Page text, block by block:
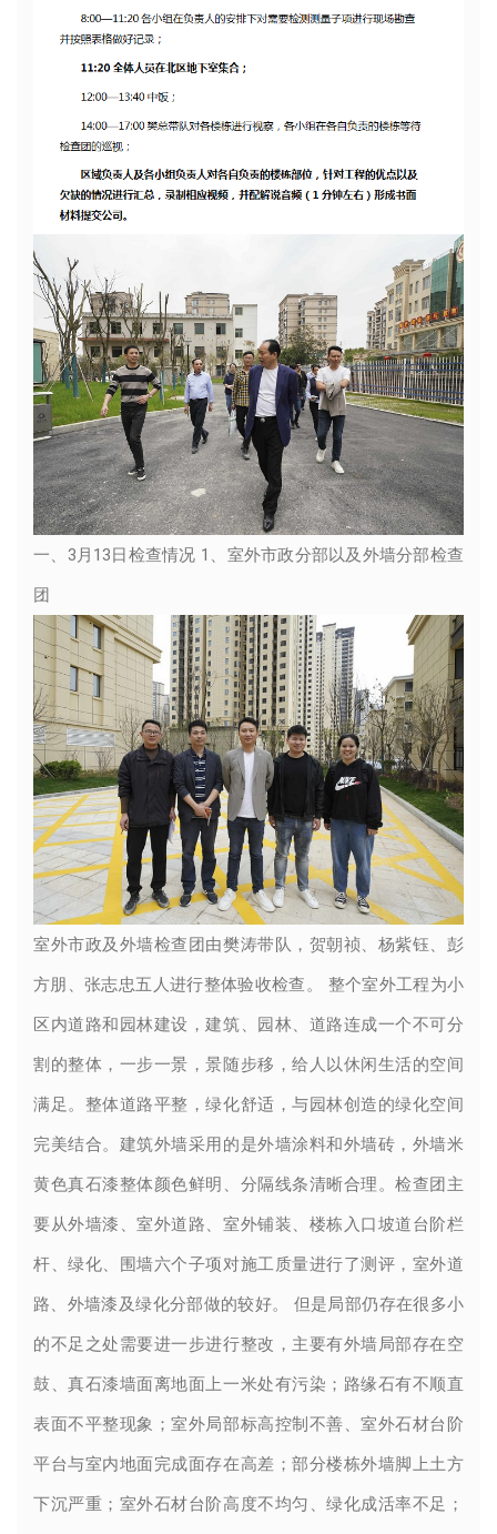
一、3月13日检查情况 1、室外市政分部以及外墙分部检查
团
室外市政及外墙检查团由樊涛带队，贺朝祯、杨紫钰、彭
方朋、张志忠五人进行整体验收检查。
整个室外工程为小
区内道路和园林建设，建筑、园林、道路连成一个不可分
割的整体，一步一景，景随步移，给人以休闲生活的空间
满足。整体道路平整，绿化舒适，与园林创造的绿化空间
完美结合。建筑外墙采用的是外墙涂料和外墙砖，外墙米
黄色真石漆整体颜色鲜明、分隔线条清晰合理。检查团主
要从外墙漆、室外道路、室外铺装、楼栋入口坡道台阶栏
杆、绿化、围墙六个子项对施工质量进行了测评，室外道
路、外墙漆及绿化分部做的较好。 但是局部仍存在很多小
的不足之处需要进一步进行整改，主要有外墙局部存在空
鼓、真石漆墙面离地面上一米处有污染；路缘石有不顺直
表面不平整现象；室外局部标高控制不善、室外石材台阶
平台与室内地面完成面存在高差；部分楼栋外墙脚上土方
下沉严重；室外石材台阶高度不均匀、绿化成活率不足；